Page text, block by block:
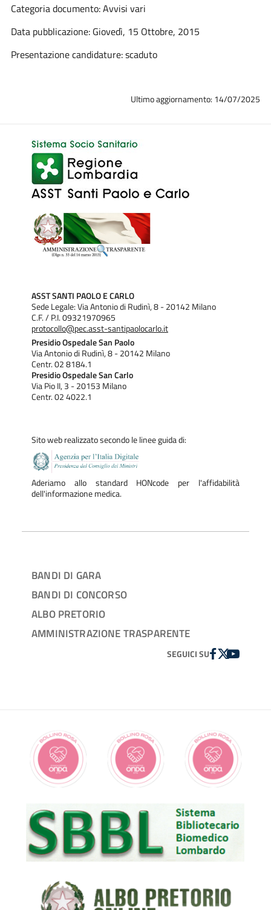
Categoria documento: Avvisi vari
Data pubblicazione: Giovedì, 15 Ottobre, 2015
Presentazione candidature: scaduto
Ultimo aggiornamento: 14/07/2025
ASST SANTI PAOLO E CARLO
Sede Legale: Via Antonio di Rudinì, 8 - 20142 Milano
C.F. / P.I. 09321970965
protocollo@pec.asst-santipaolocarlo.it
Presidio Ospedale San Paolo
Via Antonio di Rudinì, 8 - 20142 Milano
Centr. 02 8184.1
Presidio Ospedale San Carlo
Via Pio II, 3 - 20153 Milano
Centr. 02 4022.1
Sito web realizzato secondo le linee guida di:
Aderiamo allo standard HONcode per l'affidabilità
dell'informazione medica.
BANDI DI GARA
BANDI DI CONCORSO
ALBO PRETORIO
AMMINISTRAZIONE TRASPARENTE
SEGUICI SUFACEBOOK
TWITTER
YOUTUBE